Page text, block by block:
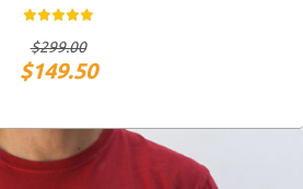
$299.00
$149.50